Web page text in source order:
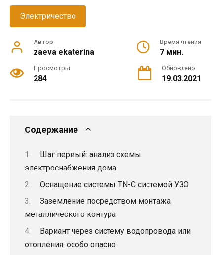
Электричество
Автор
zaeva ekaterina
Время чтения
7 мин.
Просмотры
284
Обновлено
19.03.2021
Содержание
Шаг первый: анализ схемы
электроснабжения дома
Оснащение системы TN-С системой УЗО
Заземление посредством монтажа
металлического контура
Вариант через систему водопровода или
отопления: особо опасно